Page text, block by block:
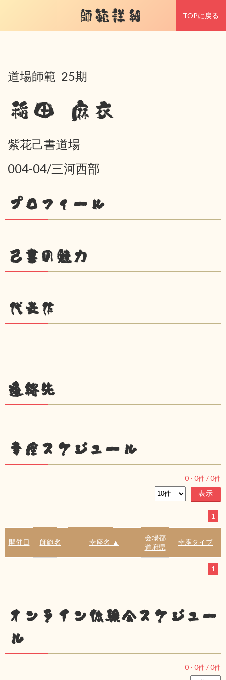
師範詳細 TOPに戻る
道場師範 25期
稲田 麻衣
紫花己書道場
004-04/三河西部
プロフィール
己書の魅力
代表作
連絡先
幸座スケジュール
0 - 0件 /0件
1
開催日 師範名 幸座名 ▲
会場都
道府県
幸座タイプ
1
オンライン体験会スケジュー
ル
0 - 0件 /0件